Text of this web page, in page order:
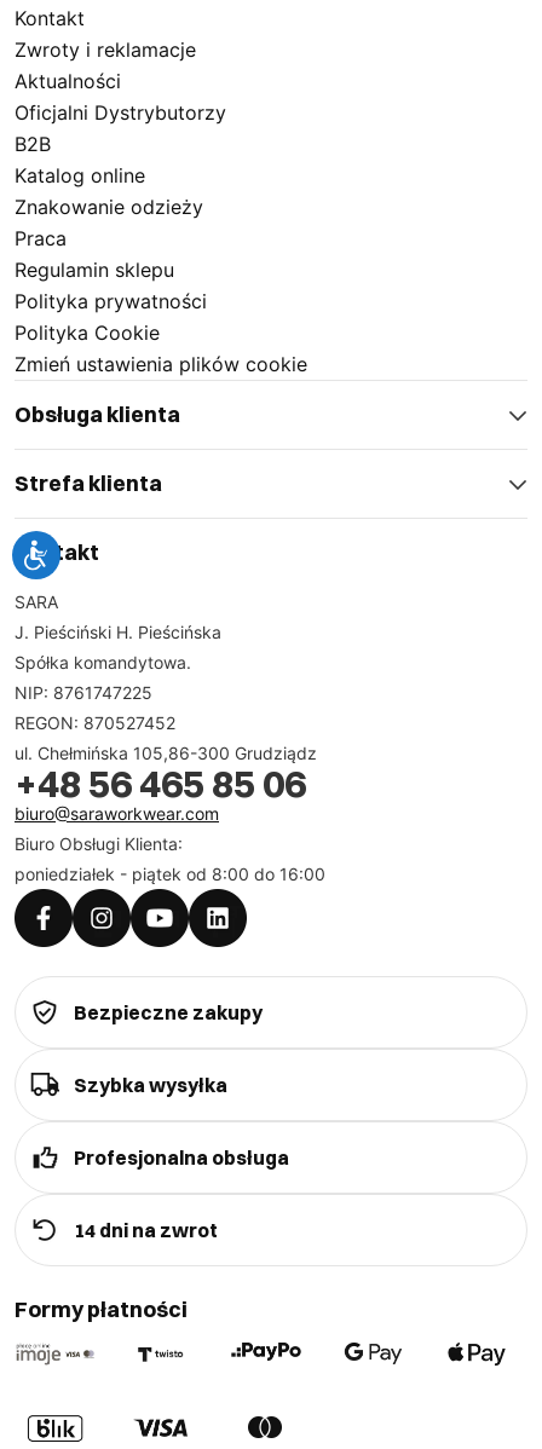
Kontakt
Zwroty i reklamacje
Aktualności
Oficjalni Dystrybutorzy
B2B
Katalog online
Znakowanie odzieży
Praca
Regulamin sklepu
Polityka prywatności
Polityka Cookie
Zmień ustawienia plików cookie
Obsługa klienta
Strefa klienta
Kontakt
SARA
J. Pieściński H. Pieścińska
Spółka komandytowa.
NIP: 8761747225
REGON: 870527452
ul. Chełmińska 105,86-300 Grudziądz
+48 56 465 85 06
biuro@saraworkwear.com
Biuro Obsługi Klienta:
poniedziałek - piątek od 8:00 do 16:00
Bezpieczne zakupy
Szybka wysyłka
Profesjonalna obsługa
14 dni na zwrot
Formy płatności